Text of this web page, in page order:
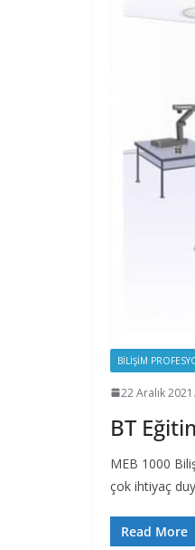
BILIŞIM
22 Aralık 2021
BT
MEB 1000
çok ihtiyaç
Read More